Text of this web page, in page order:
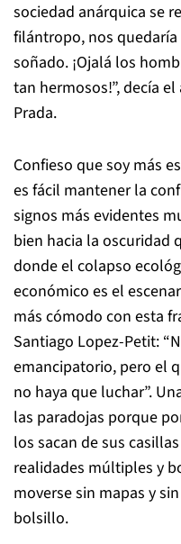
sociedad anárquica se
filántropo, nos
soñado. ¡Ojalá los
tan hermosos!”, decía
Prada.
Confieso que soy más
es fácil mantener la
signos más evidentes
bien hacia la oscuridad
donde el colapso
económico es el
más cómodo con esta
Santiago Lopez-Petit:
emancipatorio, pero el
no haya que luchar”.
las paradojas porque
los sacan de sus
realidades múltiples y
moverse sin mapas y
bolsillo.